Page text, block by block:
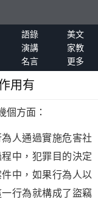
語錄
美文
演講
家教
名言 更多
用有
個方面：
人通過實施危害社
中，犯罪目的決定
中，如果行為人以
行為就構成了盜竊